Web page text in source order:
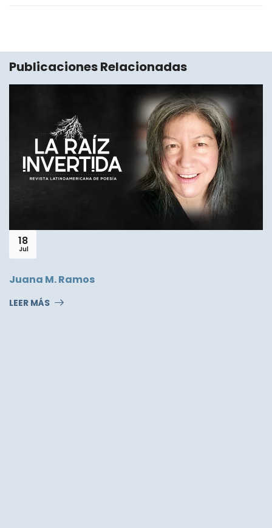
Publicaciones Relacionadas
18
Jul
Juana M. Ramos
LEER MÁS